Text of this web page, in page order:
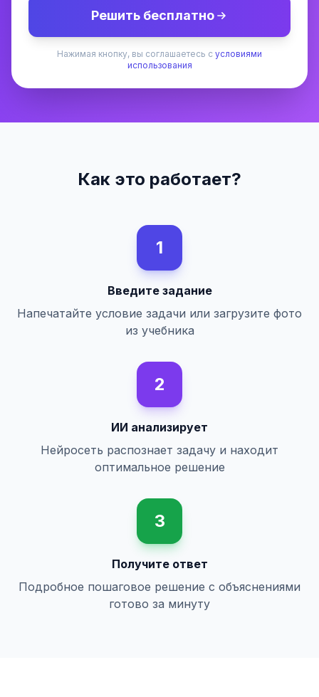
Решить бесплатно
Нажимая кнопку, вы соглашаетесь с условиями
использования
Как это работает?
1
Введите задание
Напечатайте условие задачи или загрузите фото
из учебника
2
ИИ анализирует
Нейросеть распознает задачу и находит
оптимальное решение
3
Получите ответ
Подробное пошаговое решение с объяснениями
готово за минуту